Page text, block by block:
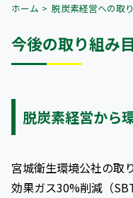
ホーム 脱炭素経営への取
今後の取り組み
脱炭素経営から
宮城衛生環境公社の取
効果ガス30%削減（